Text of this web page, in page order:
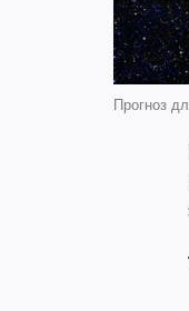
Прогноз